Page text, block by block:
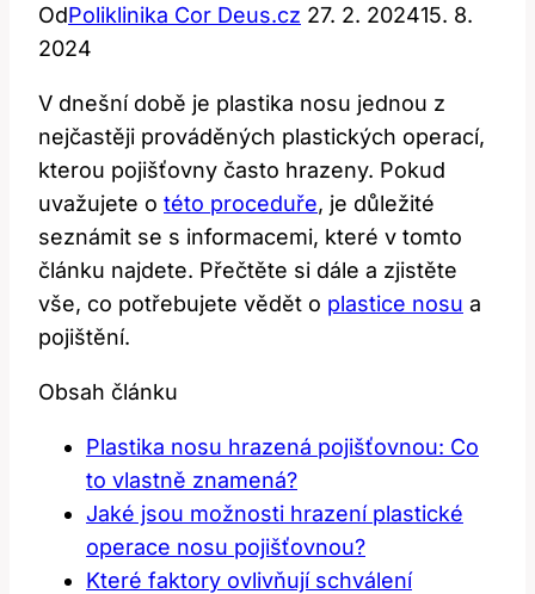
OdPoliklinika Cor Deus.cz 27. 2. 202415. 8.
2024
V dnešní době je plastika nosu jednou z
nejčastěji ​prováděných ⁣plastických operací,
⁣kterou ‍pojišťovny často hrazeny. Pokud
uvažujete o této proceduře, je důležité​
seznámit⁤ se s ⁢informacemi, ‍které v tomto ​
článku najdete. Přečtěte si dále a ‌zjistěte
vše, co ‍potřebujete vědět o plastice nosu a
pojištění.
Obsah článku
Plastika nosu ‌hrazená pojišťovnou:‍ Co
to‍ vlastně znamená?
Jaké jsou ⁤možnosti hrazení plastické⁢
operace nosu​ pojišťovnou?
Které faktory ovlivňují schválení